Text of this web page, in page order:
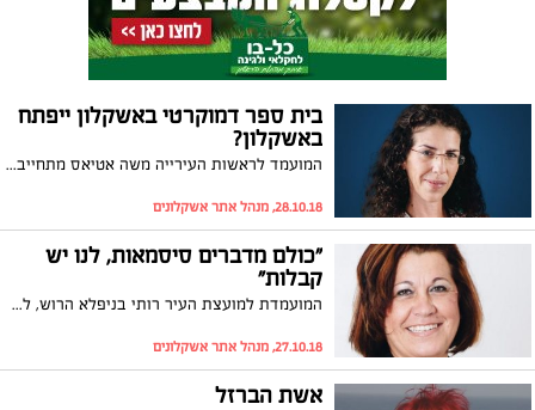
בית ספר דמוקרטי באשקלון ייפתח
באשקלון?
המועמד לראשות העירייה משה אטיאס מתחייב השבוע, "במידה ואבחר לראשות העירייה אבנה בית ספר דמוקרטי באשקלון". ברשימתו של אטיאס ניצבות נשות חינוך מובילות בדמות אפרת מימון יו"ר וועד גני הילדים בעיר ומיכל ברעם יזמית חינוכית
28.10.18, מנהל אתר אשקלונים
"כולם מדברים סיסמאות, לנו יש
קבלות"
המועמדת למועצת העיר רותי בניפלא הרוש, לא חוששת להגיד את כל שעל ליבה ויש לה המון. היא מציגה תכניות מרחיקות לכת לטיפול בחינוך בעיר ומאמינה שהגיע הזמן שההורים יצאו מהרשתות החברתיות ויתאגדו להצביע לה ולחבריה למועצת העיר. ראיון
27.10.18, מנהל אתר אשקלונים
אשת הברזל